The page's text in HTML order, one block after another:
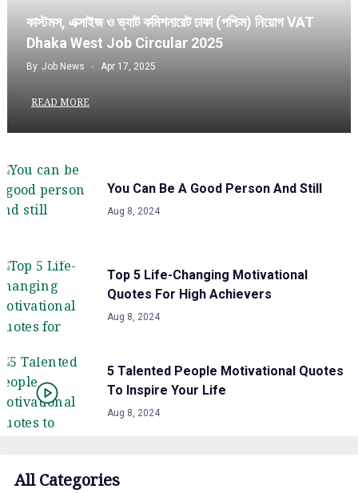
কাস্টমস, এক্সাইজ ও ভ্যাট কমিশনারেট ঢাকা (পশ্চিম) নিয়োগ VAT
Dhaka West Job Circular 2025
By Job News Apr 17, 2025
READ MORE
You Can Be A Good Person And Still
Aug 8, 2024
Top 5 Life-Changing Motivational
Quotes For High Achievers
Aug 8, 2024
5 Talented People Motivational Quotes
To Inspire Your Life
Aug 8, 2024
All Categories